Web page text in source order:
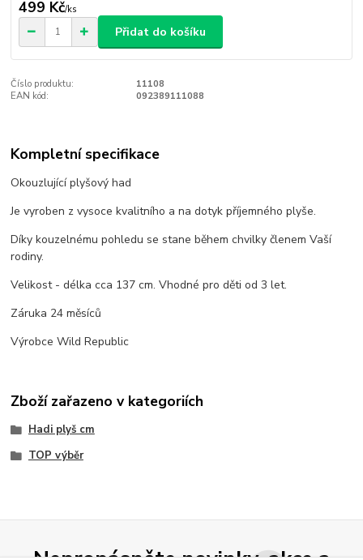
499 Kč/ks
Přidat do košíku
Číslo produktu:
11108
EAN kód:
092389111088
Kompletní specifikace
Okouzlující plyšový had
Je vyroben z vysoce kvalitního a na dotyk příjemného plyše.
Díky kouzelnému pohledu se stane během chvilky členem Vaší
rodiny.
Velikost - délka cca 137 cm. Vhodné pro děti od 3 let.
Záruka 24 měsíců
Výrobce Wild Republic
Zboží zařazeno v kategoriích
Hadi plyš cm
TOP výběr